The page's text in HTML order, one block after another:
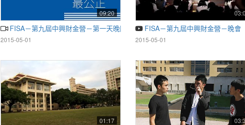
09:20
FISA－第九屆中興財金營－第一天晚間新聞
2015-05-01
FISA－第九屆中興財金營－晚
2015-05-01
01:17